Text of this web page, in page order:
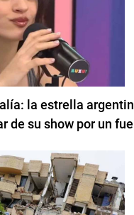
la estrella
de su show por un